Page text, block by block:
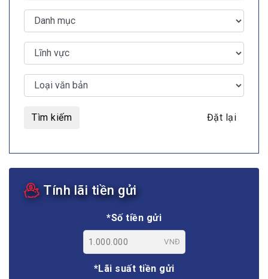
Tìm kiếm Đặt lại
Tính lãi tiền gửi
*Số tiền gửi
VNĐ
*Lãi suất tiền gửi